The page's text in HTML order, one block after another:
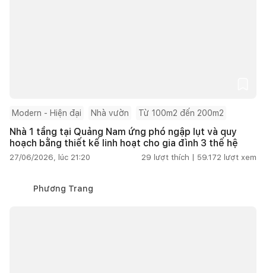
Modern - Hiện đại Nhà vườn Từ 100m2 đến 200m2
Nhà 1 tầng tại Quảng Nam ứng phó ngập lụt và quy
hoạch bằng thiết kế linh hoạt cho gia đình 3 thế hệ
27/06/2026, lúc 21:20 29 lượt thích | 59.172 lượt xem
Phương Trang